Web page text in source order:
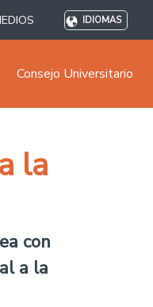
IDIOMAS
Consejo Universitario
la
con
a la